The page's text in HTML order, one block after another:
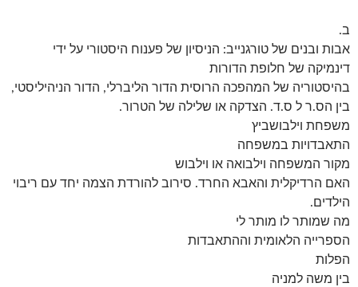
ב.
אבות ובנים של טורגנייב: הניסיון של פענוח היסטורי על ידי
דינמיקה של חלופת הדורות
בהיסטוריה של המהפכה הרוסית הדור הליברלי, הדור הניהיליסטי,
בין הס.ר ל ס.ד. הצדקה או שלילה של הטרור.
משפחת וילבושביץ
התאבדויות במשפחה
מקור המשפחה וילבואה או וילבוש
האם הרדיקלית והאבא החרד. סירוב להורדת הצמה יחד עם ריבוי
הילדים.
מה שמותר לו מותר לי
הספרייה הלאומית וההתאבדות
הפלות
בין משה למניה